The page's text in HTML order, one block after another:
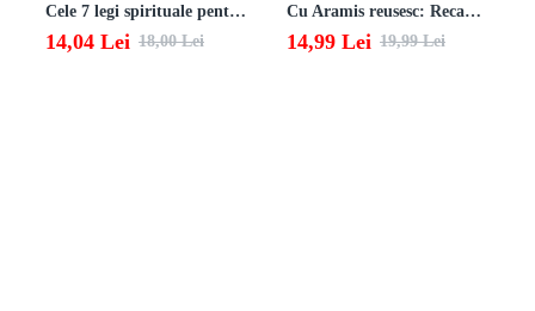
Cele 7 legi spirituale pentru parinti
14,04 Lei 18,00 Lei
Cu Aramis reusesc: Recapitulare si evaluare - Clasa a 3-a (Matematica si Stiinte ale naturii)
14,99 Lei 19,99 Lei